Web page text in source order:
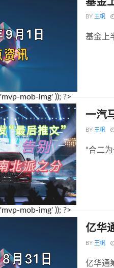
'mvp-mob-img' )); ?>
BY 王帆
基金上
'mvp-mob-img' )); ?>
一汽
BY 王帆
“合二
亿华
BY 王帆
亿华通